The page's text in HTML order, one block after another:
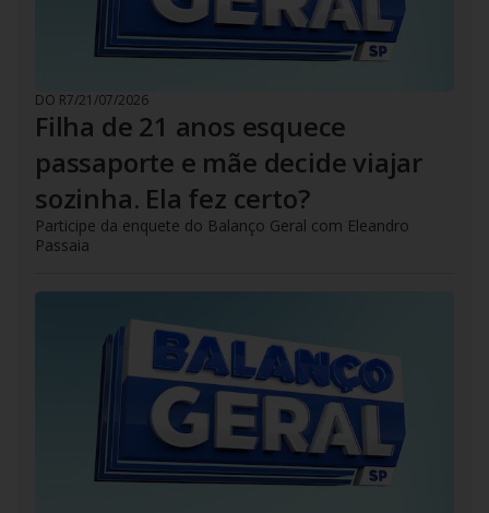
DO R7/21/07/2026
Filha de 21 anos esquece
passaporte e mãe decide viajar
sozinha. Ela fez certo?
Participe da enquete do Balanço Geral com Eleandro
Passaia